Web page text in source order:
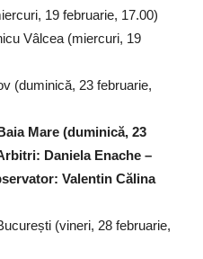
19 februarie, 17.00)
Vâlcea (miercuri, 19
(duminică, 23 februarie,
Mare (duminică, 23
Daniela Enache –
Valentin Călina
(vineri, 28 februarie,